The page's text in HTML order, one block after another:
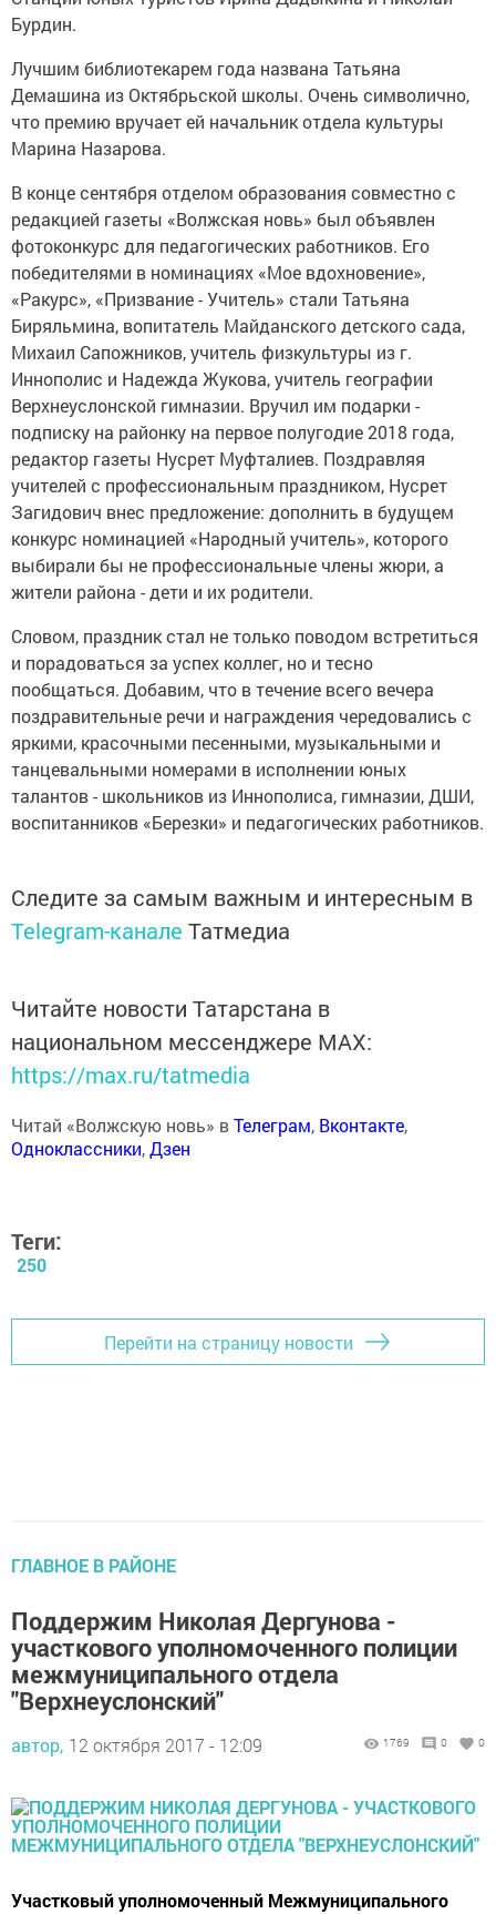
Бурдин.
Лучшим библиотекарем года названа Татьяна
Демашина из Октябрьской школы. Очень символично,
что премию вручает ей начальник отдела культуры
Марина Назарова.
В конце сентября отделом образования совместно с
редакцией газеты «Волжская новь» был объявлен
фотоконкурс для педагогических работников. Его
победителями в номинациях «Мое вдохновение»,
«Ракурс», «Призвание - Учитель» стали Татьяна
Биряльмина, вопитатель Майданского детского сада,
Михаил Сапожников, учитель физкультуры из г.
Иннополис и Надежда Жукова, учитель географии
Верхнеуслонской гимназии. Вручил им подарки -
подписку на районку на первое полугодие 2018 года,
редактор газеты Нусрет Муфталиев. Поздравляя
учителей с профессиональным праздником, Нусрет
Загидович внес предложение: дополнить в будущем
конкурс номинацией «Народный учитель», которого
выбирали бы не профессиональные члены жюри, а
жители района - дети и их родители.
Словом, праздник стал не только поводом встретиться
и порадоваться за успех коллег, но и тесно
пообщаться. Добавим, что в течение всего вечера
пoздpaвитeльныe peчи и нaгpaждeния чepeдoвaлиcь с
яpкими, кpacoчными пeceнными, мyзыкaльными и
тaнцeвaльными нoмepaми в иcпoлнeнии юныx
талантов - школьников из Иннополиса, гимназии, ДШИ,
воспитанников «Березки» и педагогических работников.
Следите за самым важным и интересным в
Telegram-канале Татмедиа
Читайте новости Татарстана в
национальном мессенджере MАХ:
https://max.ru/tatmedia
Читай «Волжскую новь» вТелеграм, Вконтакте,
Одноклассники,Дзен
Теги:
250
Перейти на страницу новости
ГЛАВНОЕ В РАЙОНЕ
Поддержим Николая Дергунова -
участкового уполномоченного полиции
межмуниципального отдела
"Верхнеуслонский"
автор, 12 октября 2017 - 12:09 1769 0 0
Участковый уполномоченный Межмуниципального